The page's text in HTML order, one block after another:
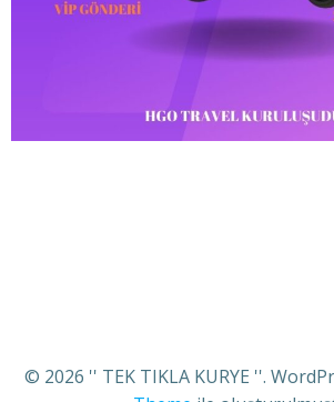
© 2026 '' TEK TIKLA KURYE ''.